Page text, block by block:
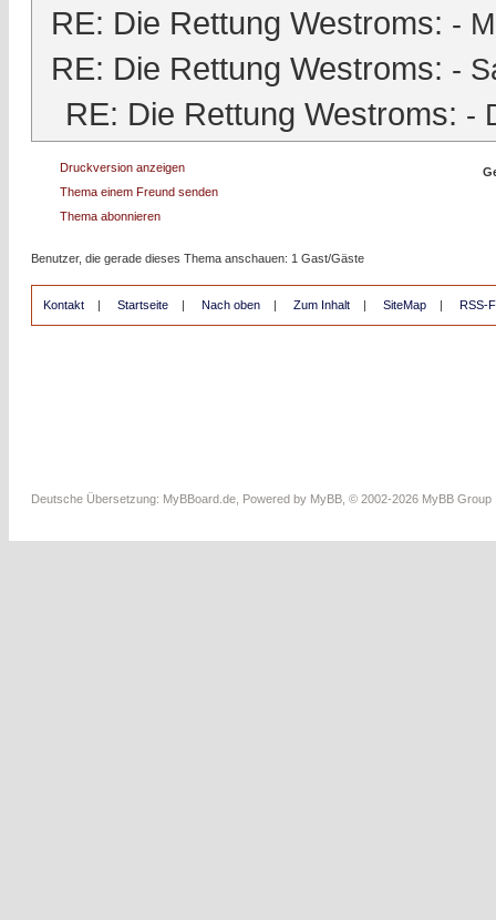
RE: Die Rettung Westroms: -
RE: Die Rettung Westroms: -
RE: Die Rettung Westroms: -
Druckversion anzeigen
Thema einem Freund senden
Thema abonnieren
Benutzer, die gerade dieses Thema anschauen: 1 Gast/Gäste
Kontakt | Startseite | Nach oben | Zum Inhalt | SiteMap | RSS-
Deutsche Übersetzung: MyBBoard.de , Powered by MyBB , © 2002-2026 MyBB Group